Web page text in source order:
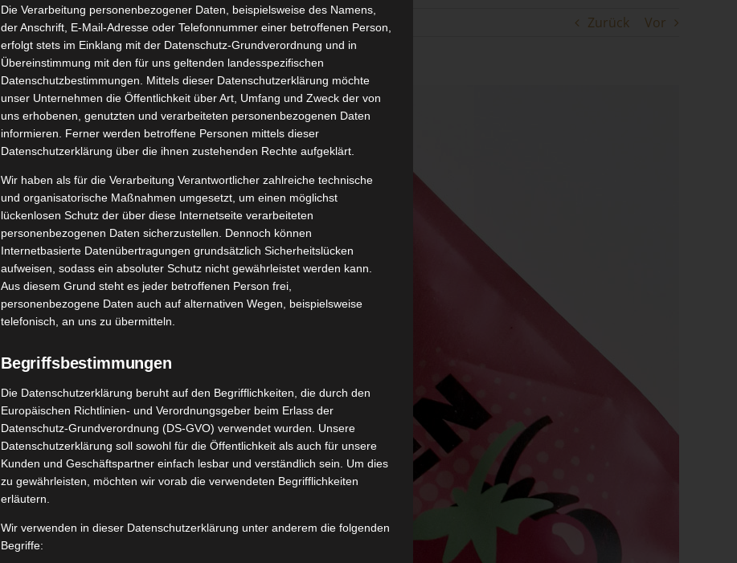
Zurück Vor
Die Verarbeitung personenbezogener Daten, beispielsweise des Namens,
der Anschrift, E-Mail-Adresse oder Telefonnummer einer betroffenen Person,
erfolgt stets im Einklang mit der Datenschutz-Grundverordnung und in
Übereinstimmung mit den für uns geltenden landesspezifischen
Datenschutzbestimmungen. Mittels dieser Datenschutzerklärung möchte
unser Unternehmen die Öffentlichkeit über Art, Umfang und Zweck der von
uns erhobenen, genutzten und verarbeiteten personenbezogenen Daten
informieren. Ferner werden betroffene Personen mittels dieser
Datenschutzerklärung über die ihnen zustehenden Rechte aufgeklärt.
Wir haben als für die Verarbeitung Verantwortlicher zahlreiche technische
und organisatorische Maßnahmen umgesetzt, um einen möglichst
lückenlosen Schutz der über diese Internetseite verarbeiteten
personenbezogenen Daten sicherzustellen. Dennoch können
Internetbasierte Datenübertragungen grundsätzlich Sicherheitslücken
aufweisen, sodass ein absoluter Schutz nicht gewährleistet werden kann.
Aus diesem Grund steht es jeder betroffenen Person frei,
personenbezogene Daten auch auf alternativen Wegen, beispielsweise
telefonisch, an uns zu übermitteln.
Begriffsbestimmungen
Die Datenschutzerklärung beruht auf den Begrifflichkeiten, die durch den
Europäischen Richtlinien- und Verordnungsgeber beim Erlass der
Datenschutz-Grundverordnung (DS-GVO) verwendet wurden. Unsere
Datenschutzerklärung soll sowohl für die Öffentlichkeit als auch für unsere
Kunden und Geschäftspartner einfach lesbar und verständlich sein. Um dies
zu gewährleisten, möchten wir vorab die verwendeten Begrifflichkeiten
erläutern.
Wir verwenden in dieser Datenschutzerklärung unter anderem die folgenden
Begriffe: